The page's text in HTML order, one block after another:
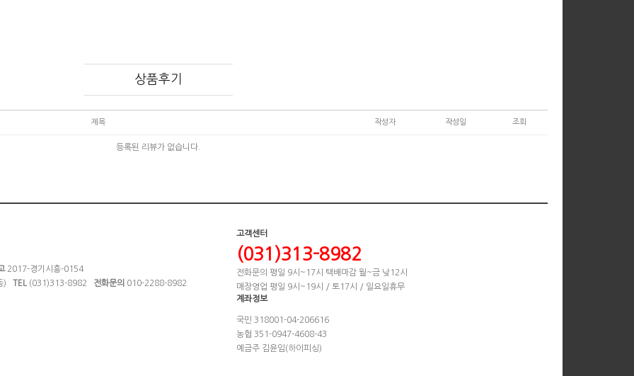
상품후기
제목 작성자 작성일 조회
등록된 리뷰가 없습니다.
2017-경기시흥-0154
) TEL (031)313-8982 전화문의 010-2288-8982
고객센터
(031)313-8982
전화문의 평일 9시~17시 택배마감 월~금 낮12시
매장영업 평일 9시~19시 / 토17시 / 일요일휴무
계좌정보
국민 318001-04-206616
농협 351-0947-4608-43
예금주 김윤임(하이피싱)